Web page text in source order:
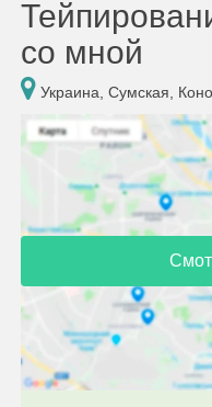
со мной
Украина, Сумская,